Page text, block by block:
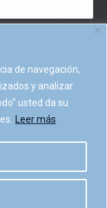
de navegación,
y analizar
usted da su
Leer más